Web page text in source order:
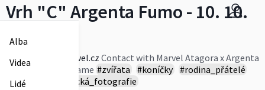
Alba
Videa
Lidé
Vrh "C" Argenta Fumo - 10. 10.
2022
www.emeraldmarvel.cz Contact with Marvel Atagora x Argenta
Fumo Amazing Flame #zvířata #koníčky #rodina_přátelé
#události
#klasická_fotografie